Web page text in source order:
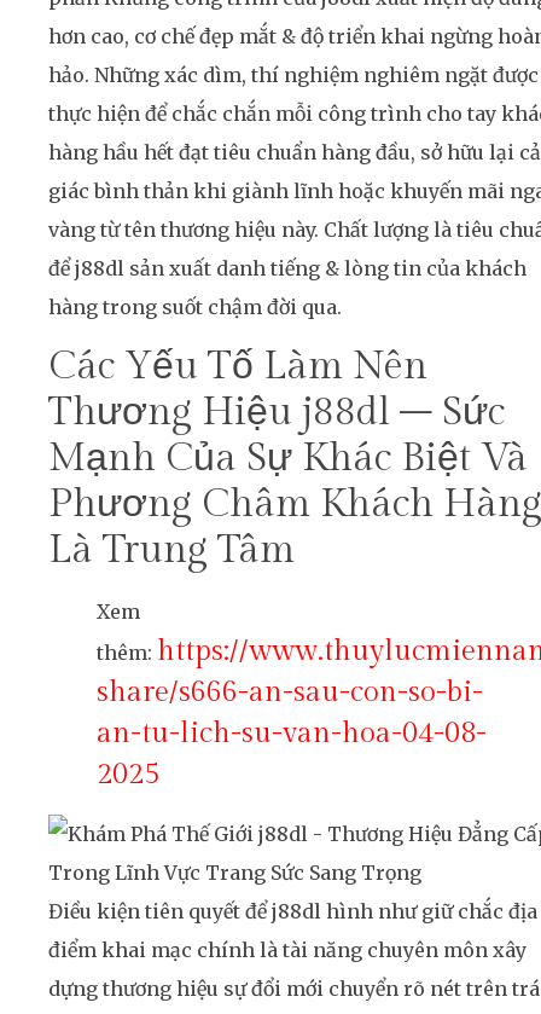
hơn cao, cơ chế đẹp mắt & độ triển khai ngừng
hảo. Những xác dìm, thí nghiệm nghiêm ngặt được
thực hiện để chắc chắn mỗi công trình cho tay
hàng hầu hết đạt tiêu chuẩn hàng đầu, sở hữu lại
giác bình thản khi giành lĩnh hoặc khuyến mãi
vàng từ tên thương hiệu này. Chất lượng là tiêu
để j88dl sản xuất danh tiếng & lòng tin của khách
hàng trong suốt chậm đời qua.
Các Yếu Tố Làm Nên
Thương Hiệu j88dl – Sức
Mạnh Của Sự Khác Biệt Và
Phương Châm Khách Hàng
Là Trung Tâm
Xem
thêm: https://
share/s666-an-sau-con-so-bi-
an-tu-lich-su-van-hoa-04-08-
2025
Điều kiện tiên quyết để j88dl hình như giữ chắc địa
điểm khai mạc chính là tài năng chuyên môn xây
dựng thương hiệu sự đổi mới chuyển rõ nét trên